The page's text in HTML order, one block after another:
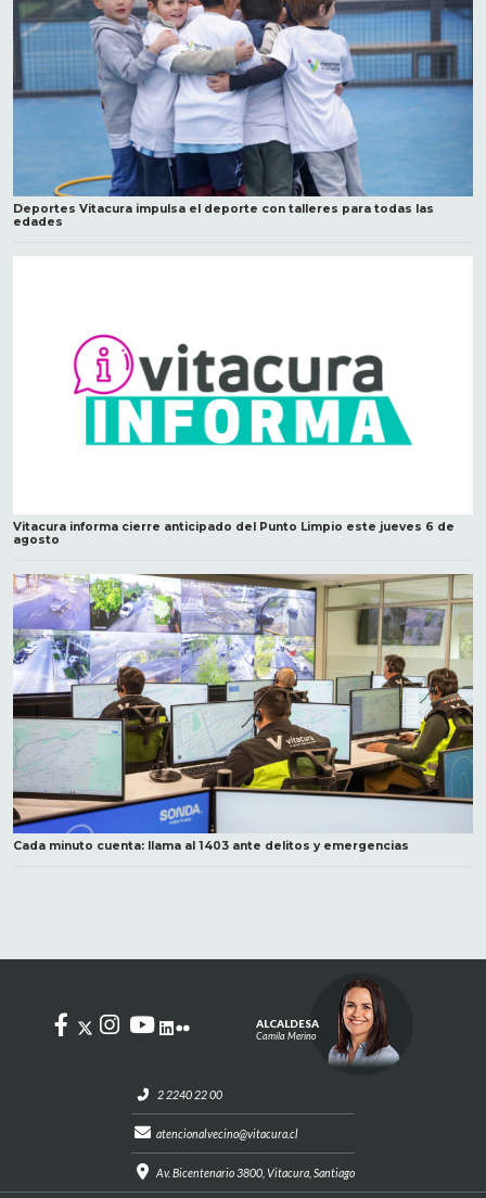
Deportes Vitacura impulsa el deporte con talleres para todas las
edades
Vitacura informa cierre anticipado del Punto Limpio este jueves 6 de
agosto
Cada minuto cuenta: llama al 1403 ante delitos y emergencias
2 2240 22 00
atencionalvecino@vitacura.cl
Av. Bicentenario 3800, Vitacura, Santiago
ALCALDESA
Camila Merino